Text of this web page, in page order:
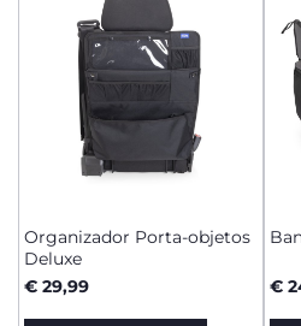
Organizador Porta-objetos
Deluxe
€ 29,99
€